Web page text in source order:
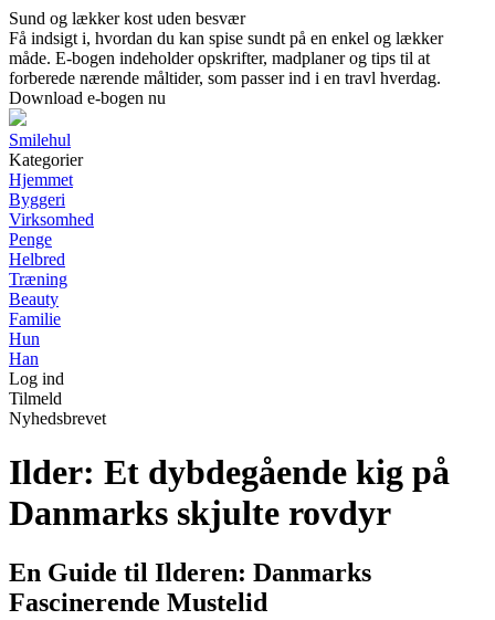
Sund og lækker kost uden besvær
Få indsigt i, hvordan du kan spise sundt på en enkel og lækker
måde. E-bogen indeholder opskrifter, madplaner og tips til at
forberede nærende måltider, som passer ind i en travl hverdag.
Download e-bogen nu
Smilehul
Kategorier
Hjemmet
Byggeri
Virksomhed
Penge
Helbred
Træning
Beauty
Familie
Hun
Han
Log ind
Tilmeld
Nyhedsbrevet
Ilder: Et dybdegående kig på
Danmarks skjulte rovdyr
En Guide til Ilderen: Danmarks
Fascinerende Mustelid